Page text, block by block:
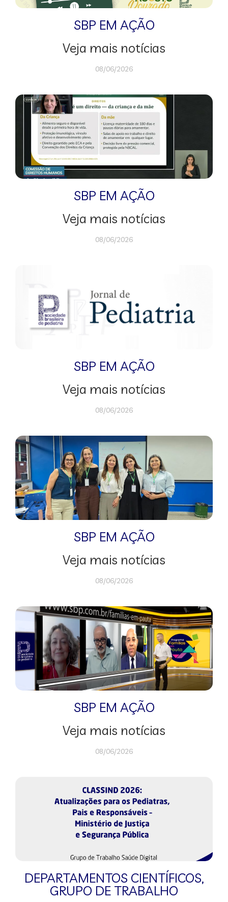
SBP EM AÇÃO
Veja mais notícias
08/06/2026
SBP EM AÇÃO
Veja mais notícias
08/06/2026
SBP EM AÇÃO
Veja mais notícias
08/06/2026
SBP EM AÇÃO
Veja mais notícias
08/06/2026
SBP EM AÇÃO
Veja mais notícias
08/06/2026
DEPARTAMENTOS CIENTÍFICOS,
GRUPO DE TRABALHO